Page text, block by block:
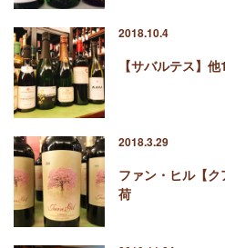
2018.10.4
【サバルテス】
2018.3.29
ファン・ヒル【
荷